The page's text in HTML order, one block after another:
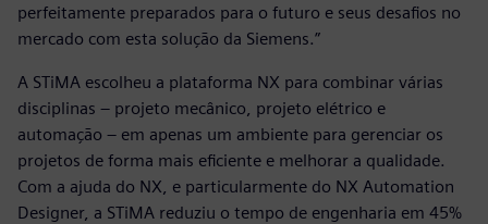
perfeitamente preparados para o futuro e seus desafios no
mercado com esta solução da Siemens.”
A STiMA escolheu a plataforma NX para combinar várias
disciplinas – projeto mecânico, projeto elétrico e
automação – em apenas um ambiente para gerenciar os
projetos de forma mais eficiente e melhorar a qualidade.
Com a ajuda do NX, e particularmente do NX Automation
Designer, a STiMA reduziu o tempo de engenharia em 45%